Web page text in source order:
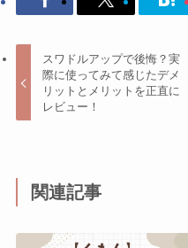
スワドルアップで後悔？実
際に使ってみて感じたデメ
リットとメリットを正直に
レビュー！
関連記事